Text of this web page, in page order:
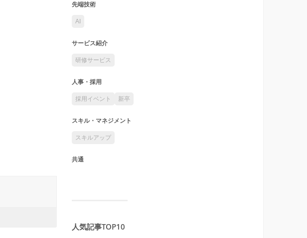
先端技術
AI
サービス紹介
研修サービス
人事・採用
採用イベント 新卒
スキル・マネジメント
スキルアップ
共通
人気記事TOP10